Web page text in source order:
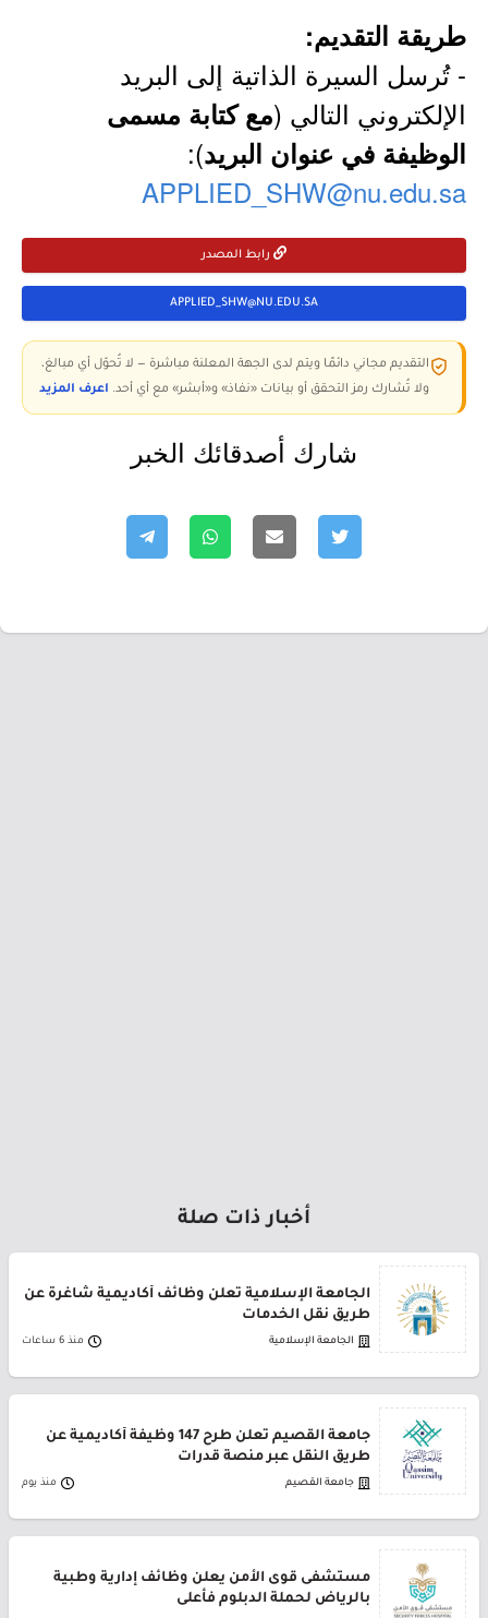
طريقة التقديم:
- تُرسل السيرة الذاتية إلى البريد
الإلكتروني التالي (مع كتابة مسمى
الوظيفة في عنوان البريد):
APPLIED_SHW@nu.edu.sa
رابط المصدر
APPLIED_SHW@NU.EDU.SA
التقديم مجاني دائمًا ويتم لدى الجهة المعلنة مباشرة — لا تُحوّل أي مبالغ،
ولا تُشارك رمز التحقق أو بيانات «نفاذ» و«أبشر» مع أي أحد. اعرف المزيد
شارك أصدقائك الخبر
أخبار ذات صلة
الجامعة الإسلامية تعلن وظائف أكاديمية شاغرة عن
طريق نقل الخدمات
الجامعة الإسلامية منذ 6 ساعات
جامعة القصيم تعلن طرح 147 وظيفة أكاديمية عن
طريق النقل عبر منصة قدرات
جامعة القصيم منذ يوم
مستشفى قوى الأمن يعلن وظائف إدارية وطبية
بالرياض لحملة الدبلوم فأعلى